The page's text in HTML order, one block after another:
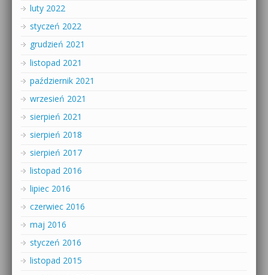
luty 2022
styczeń 2022
grudzień 2021
listopad 2021
październik 2021
wrzesień 2021
sierpień 2021
sierpień 2018
sierpień 2017
listopad 2016
lipiec 2016
czerwiec 2016
maj 2016
styczeń 2016
listopad 2015